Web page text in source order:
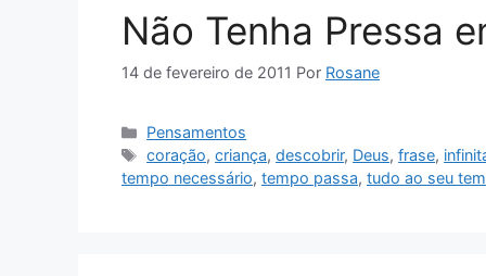
Não Tenha Pressa
14 de fevereiro de 2011 Por Rosane
Categorias
Pensamentos
Tags
coração,criança,descobrir, Deus,frase,
tempo necessário, tempo passa, tudo ao seu